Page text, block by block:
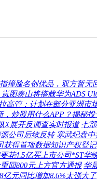
撞脸名创优品，双方暂无
图泰山将搭载华为ADS
高管：计划在部分亚洲市
，炒股用什么APP？揭秘
X展开反调查实时报道 七
公司后续反转 寒武纪盘中
获得首项数据知识产权登记
花4.5亿买上市公司*ST华
回800元上方官方通报 华
亿元同比增加8.6%太强大了